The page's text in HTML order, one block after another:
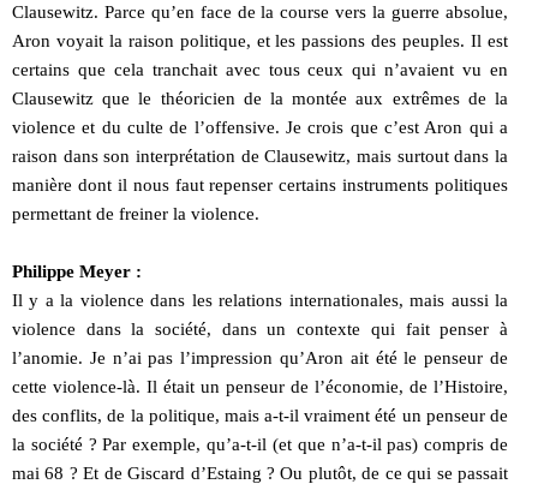
Clausewitz. Parce qu’en face de la course vers la guerre absolue,
Aron voyait la raison politique, et les passions des peuples. Il est
certains que cela tranchait avec tous ceux qui n’avaient vu en
Clausewitz que le théoricien de la montée aux extrêmes de la
violence et du culte de l’offensive. Je crois que c’est Aron qui a
raison dans son interprétation de Clausewitz, mais surtout dans la
manière dont il nous faut repenser certains instruments politiques
permettant de freiner la violence.
Philippe Meyer :
Il y a la violence dans les relations internationales, mais aussi la
violence dans la société, dans un contexte qui fait penser à
l’anomie. Je n’ai pas l’impression qu’Aron ait été le penseur de
cette violence-là. Il était un penseur de l’économie, de l’Histoire,
des conflits, de la politique, mais a-t-il vraiment été un penseur de
la société ? Par exemple, qu’a-t-il (et que n’a-t-il pas) compris de
mai 68 ? Et de Giscard d’Estaing ? Ou plutôt, de ce qui se passait